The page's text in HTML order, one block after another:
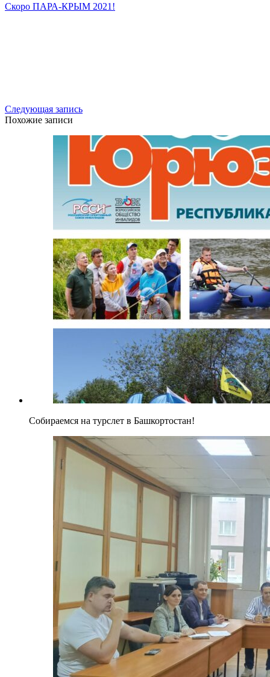
Скоро ПАРА-КРЫМ 2021!
Следующая запись
Похожие записи
Собираемся на турслет в Башкортостан!